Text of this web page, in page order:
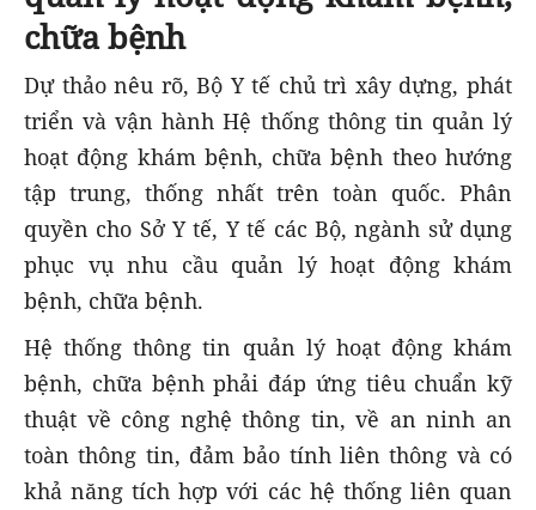
chữa bệnh
Dự thảo nêu rõ, Bộ Y tế chủ trì xây dựng, phát
triển và vận hành Hệ thống thông tin quản lý
hoạt động khám bệnh, chữa bệnh theo hướng
tập trung, thống nhất trên toàn quốc. Phân
quyền cho Sở Y tế, Y tế các Bộ, ngành sử dụng
phục vụ nhu cầu quản lý hoạt động khám
bệnh, chữa bệnh.
Hệ thống thông tin quản lý hoạt động khám
bệnh, chữa bệnh phải đáp ứng tiêu chuẩn kỹ
thuật về công nghệ thông tin, về an ninh an
toàn thông tin, đảm bảo tính liên thông và có
khả năng tích hợp với các hệ thống liên quan